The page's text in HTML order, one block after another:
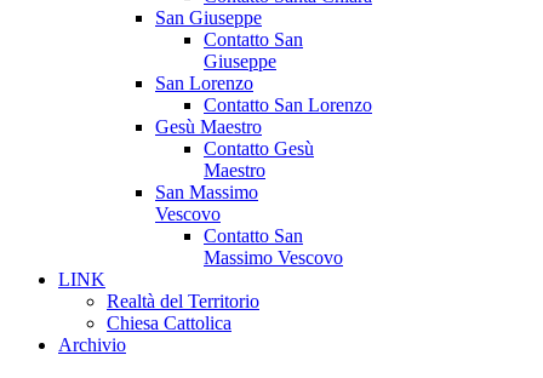
San Giuseppe
Contatto San
Giuseppe
San Lorenzo
Contatto San Lorenzo
Gesù Maestro
Contatto Gesù
Maestro
San Massimo
Vescovo
Contatto San
Massimo Vescovo
LINK
Realtà del Territorio
Chiesa Cattolica
Archivio